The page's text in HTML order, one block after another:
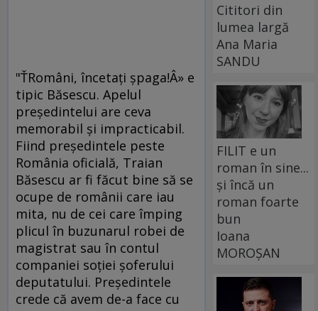
"ŤRomâni, încetaţi şpaga!Â» e
tipic Băsescu. Apelul
preşedintelui are ceva
memorabil şi impracticabil.
Fiind preşedintele peste
România oficială, Traian
Băsescu ar fi făcut bine să se
ocupe de românii care iau
mita, nu de cei care împing
plicul în buzunarul robei de
magistrat sau în contul
companiei soţiei şoferului
deputatului. Preşedintele
crede că avem de-a face cu
Cititori din
lumea largă
Ana Maria
SANDU
FILIT e un
roman în sine...
și încă un
roman foarte
bun
Ioana
MOROȘAN